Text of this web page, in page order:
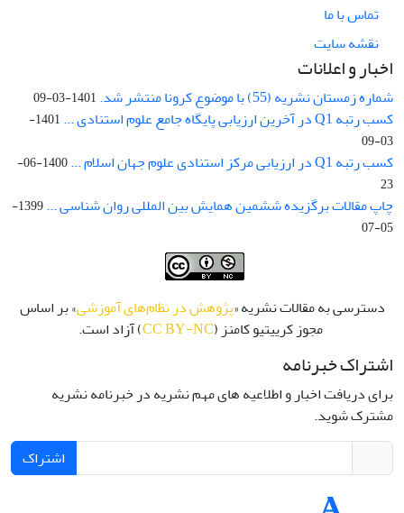
تماس با ما
نقشه سایت
اخبار و اعلانات
شماره زمستان نشریه (55) با موضوع کرونا منتشر شد. 1401-03-09
کسب رتبه Q1 در آخرین ارزیابی پایگاه جامع علوم استنادی ...
1401-
03-09
کسب رتبه Q1 در ارزیابی مرکز استنادی علوم جهان اسلام ...
1400-06-
23
چاپ مقالات برگزیده ششمین همایش بین المللی روان شناسی ...
1399-
05-07
دسترسی به مقالات نشریه «پژوهش در نظام‌های آموزشی» بر اساس
مجوز کرییتیو کامنز (CC BY-NC) آزاد است.
اشتراک خبرنامه
برای دریافت اخبار و اطلاعیه های مهم نشریه در خبرنامه نشریه
مشترک شوید.
اشتراک